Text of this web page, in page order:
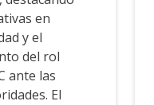
en
y el
del rol
ante las
El